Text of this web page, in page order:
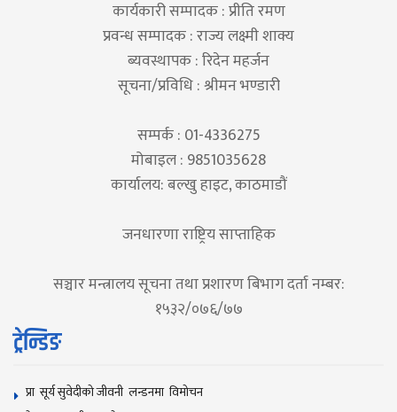
कार्यकारी सम्पादक : प्रीति रमण
प्रवन्ध सम्पादक : राज्य लक्ष्मी शाक्य
ब्यवस्थापक : रिदेन महर्जन
सूचना/प्रविधि : श्रीमन भण्डारी
सम्पर्क : 01-4336275
मोबाइल : 9851035628
कार्यालय: बल्खु हाइट, काठमाडौं
जनधारणा राष्ट्रिय साप्ताहिक
सञ्चार मन्त्रालय सूचना तथा प्रशारण बिभाग दर्ता नम्बर:
१५३२/०७६/७७
ट्रेन्डिङ
प्रा सूर्य सुवेदीको जीवनी लन्डनमा विमोचन